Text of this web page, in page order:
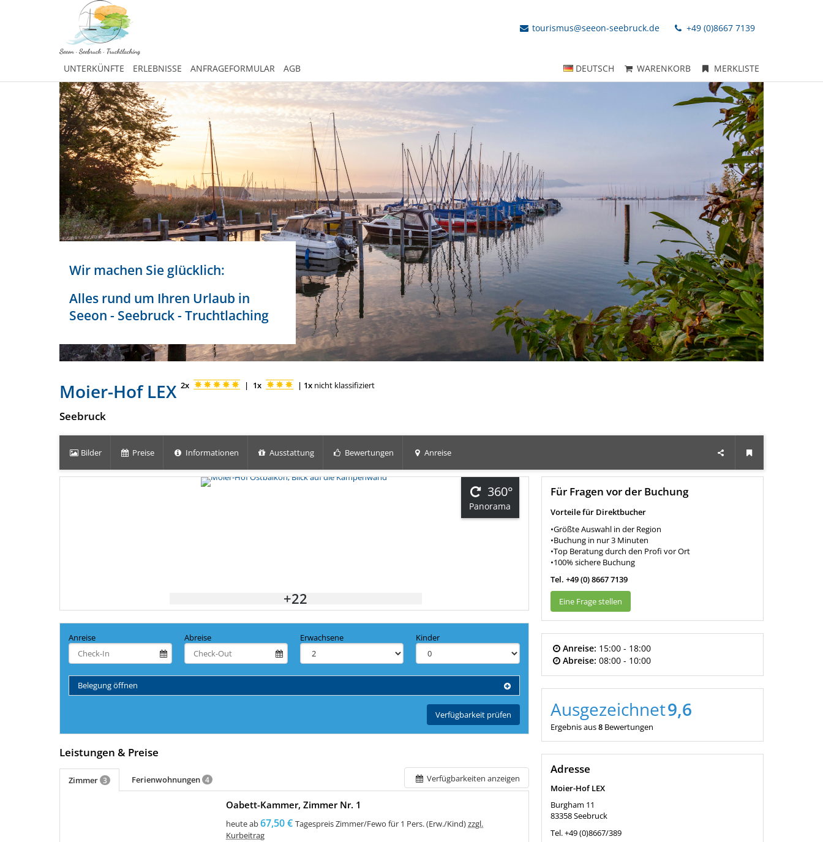
tourismus@seeon-seebruck.de +49 (0)8667 7139
DEUTSCH WARENKORB MERKLISTE
UNTERKÜNFTE ERLEBNISSE ANFRAGEFORMULAR AGB
Wir machen Sie glücklich:
Alles rund um Ihren Urlaub in
Seeon - Seebruck - Truchtlaching
Moier-Hof LEX 2x | 1x | 1x nicht klassifiziert
Seebruck
Bilder Preise Informationen Ausstattung Bewertungen Anreise
360°
Panorama
+22
Anreise Abreise Erwachsene Kinder
Belegung öffnen
Verfügbarkeit prüfen
Verfügbarkeiten anzeigen
Leistungen & Preise
Zimmer 3 Ferienwohnungen 4
Oabett-Kammer, Zimmer Nr. 1
heute ab67,50 € Tagespreis Zimmer/Fewo für 1 Pers. (Erw./Kind)zzgl.
Kurbeitrag
Für Fragen vor der Buchung
Vorteile für Direktbucher
•Größte Auswahl in der Region
•Buchung in nur 3 Minuten
•Top Beratung durch den Profi vor Ort
•100% sichere Buchung
Tel. +49 (0) 8667 7139
Eine Frage stellen
Anreise: 15:00 - 18:00
Abreise: 08:00 - 10:00
Ausgezeichnet9,6
Ergebnis aus8 Bewertungen
Adresse
Moier-Hof LEX
Burgham 11
83358Seebruck
Tel.+49 (0)8667/389